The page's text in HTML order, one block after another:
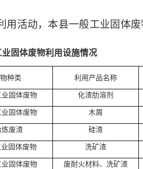
用活动，本县一般工业固体
业固体废物利用设施情况
种类 利用产品名称
固体废物 化渣肋溶剂
固体废物 木屑
炼废渣 硅渣
固体废物 洗矿渣
固体废物 废耐火材料、洗矿渣